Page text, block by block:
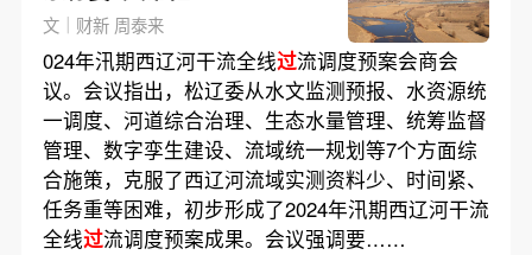
文｜财新 周泰来
024年汛期西辽河干流全线过流调度预案会商会
议。会议指出，松辽委从水文监测预报、水资源统
一调度、河道综合治理、生态水量管理、统筹监督
管理、数字孪生建设、流域统一规划等7个方面综
合施策，克服了西辽河流域实测资料少、时间紧、
任务重等困难，初步形成了2024年汛期西辽河干流
全线过流调度预案成果。会议强调要……